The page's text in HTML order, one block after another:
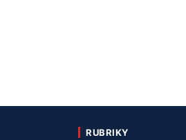
RUBRIKY